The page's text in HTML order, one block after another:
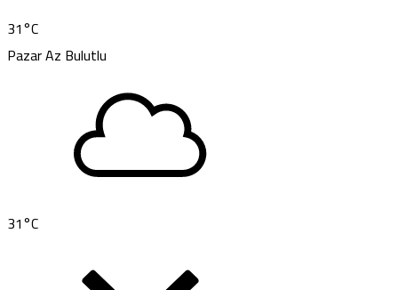
31°C
PazarAz Bulutlu
31°C